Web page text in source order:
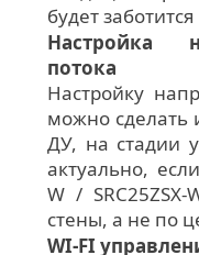
будет
Настройка
потока
Настройку
можно сделать
ДУ, на стадии
актуально,
W /
стены, а не по
WI-FI